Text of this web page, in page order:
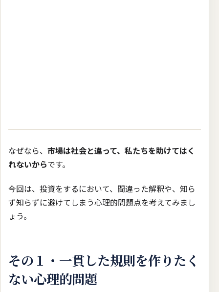
なぜなら、 市場は社会と違って、私たちを助けてはく
れないからです。
今回は、投資をするにおいて、間違った解釈や、知ら
ず知らずに避けてしまう心理的問題点を考えてみまし
ょう。
その１・一貫した規則を作りたく
ない心理的問題